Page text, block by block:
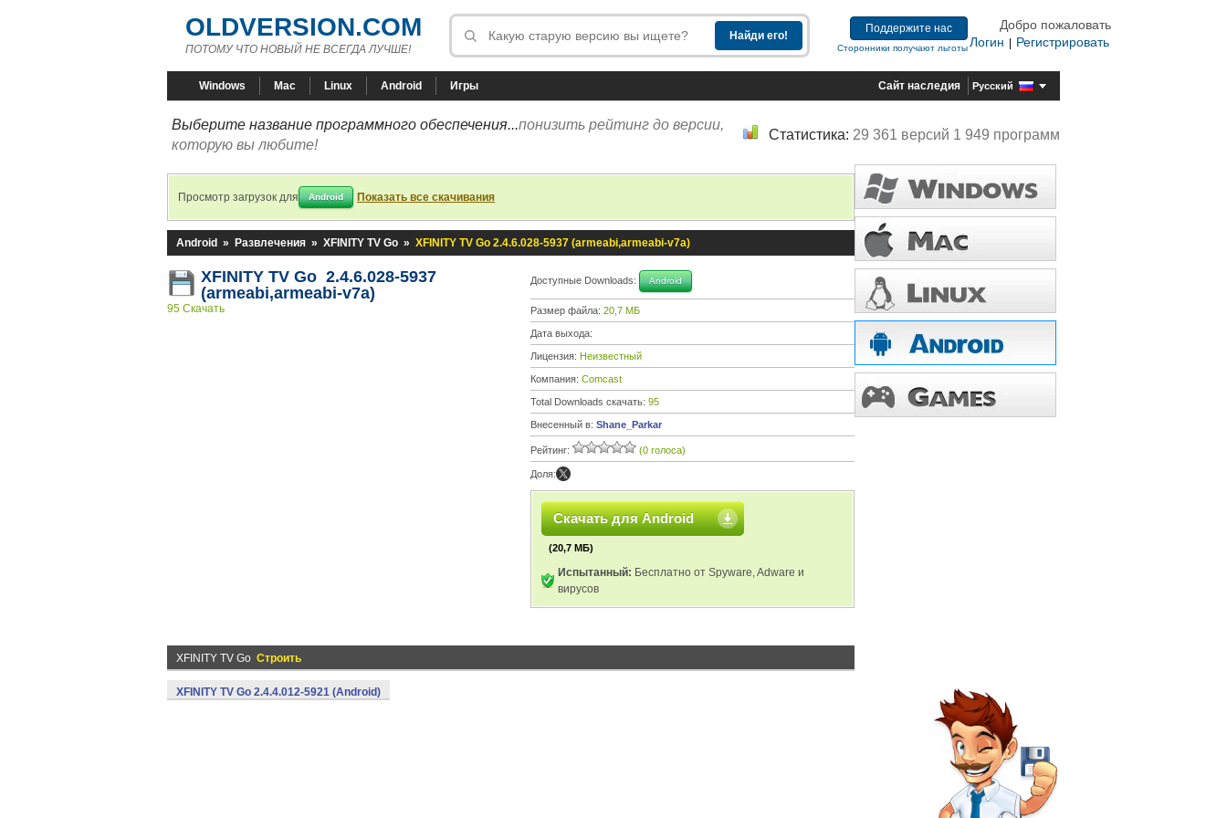
OLDVERSION.COM
ПОТОМУ ЧТО НОВЫЙ НЕ ВСЕГДА ЛУЧШЕ!
Поддержите нас
Сторонники получают льготы
Добро пожаловать
Логин
Регистрировать
Windows Mac Linux Android Игры Сайт наследия Русский
Выберите название программного обеспечения...понизить рейтинг до версии,
которую вы любите!
Статистика: 29 361 версий 1 949 программ
Просмотр загрузок для Android Показать все скачивания
Android » Развлечения » XFINITY TV Go » XFINITY TV Go 2.4.6.028-5937 (armeabi,armeabi-v7a)
XFINITY TV Go 2.4.6.028-5937
(armeabi,armeabi-v7a)
95 Скачать
Доступные Downloads: Android
Размер файла: 20,7 МБ
Дата выхода:
Лицензия: Неизвестный
Компания: Comcast
Total Downloads скачать: 95
Внесенный в: Shane_Parkar
Рейтинг: (0 голоса)
Доля:
Скачать для Android
(20,7 МБ)
Испытанный: Бесплатно от Spyware, Adware и
вирусов
XFINITY TV Go Строить
XFINITY TV Go 2.4.4.012-5921 (Android)